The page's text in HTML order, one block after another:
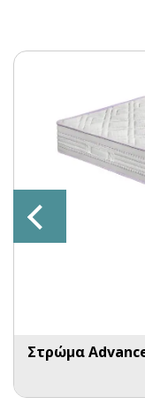
Στρώμα